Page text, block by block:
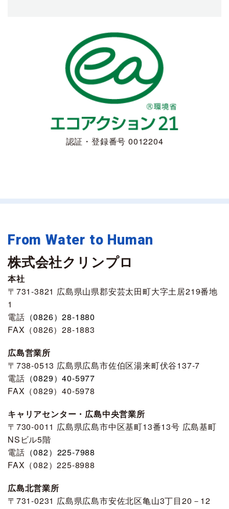
認証・登録番号 0012204
From Water to Human
株式会社クリンプロ
本社
〒731-3821 広島県山県郡安芸太田町大字土居219番地
1
電話 （0826）28-1880
FAX（0826）28-1883
広島営業所
〒738-0513 広島県広島市佐伯区湯来町伏谷137-7
電話 （0829）40-5977
FAX（0829）40-5978
キャリアセンター・広島中央営業所
〒730-0011 広島県広島市中区基町13番13号 広島基町
NSビル5階
電話 （082）225-7988
FAX（082）225-8988
広島北営業所
〒731-0231 広島県広島市安佐北区亀山3丁目20－12